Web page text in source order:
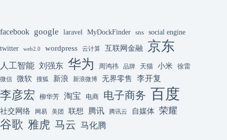
facebook google laravel MyDockFinder sns social engine
twitter web2.0 wordpress 云计算 互联网金融 京东
人工智能 刘强东 华为 周鸿祎 品牌 天猫 小米 徐雷
微信 微软 搜狐 新浪 新浪微博 无界零售 李开复
李彦宏 柳华芳 淘宝 电商 电子商务 百度
社交网络 网易 美团 联想 腾讯 腾讯云 自媒体 荣耀
谷歌 雅虎 马云 马化腾